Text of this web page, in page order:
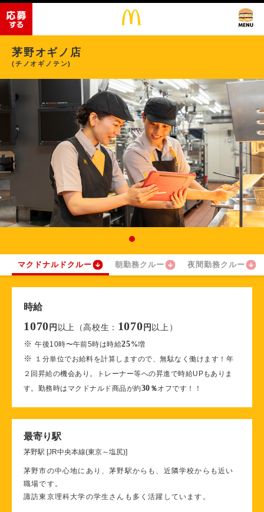
茅野オギノ店
(チノオギノテン)
マクドナルドクルー 朝勤務クルー 夜間勤務クルー
時給
1070 円 以上（高校生： 1070 円 以上）
※午後10時〜午前5時は時給25%増
※
１分単位でお給料を計算しますので、無駄なく働けます！年
２回昇給の機会あり。トレーナー等への昇進で時給UPもありま
す。勤務時はマクドナルド商品が約30 ％オフです！！
最寄り駅
茅野駅 [JR中央本線(東京～塩尻)]
茅野市の中心地にあり、茅野駅からも、近隣学校からも近い
職場です。
諏訪東京理科大学の学生さんも多く活躍しています。